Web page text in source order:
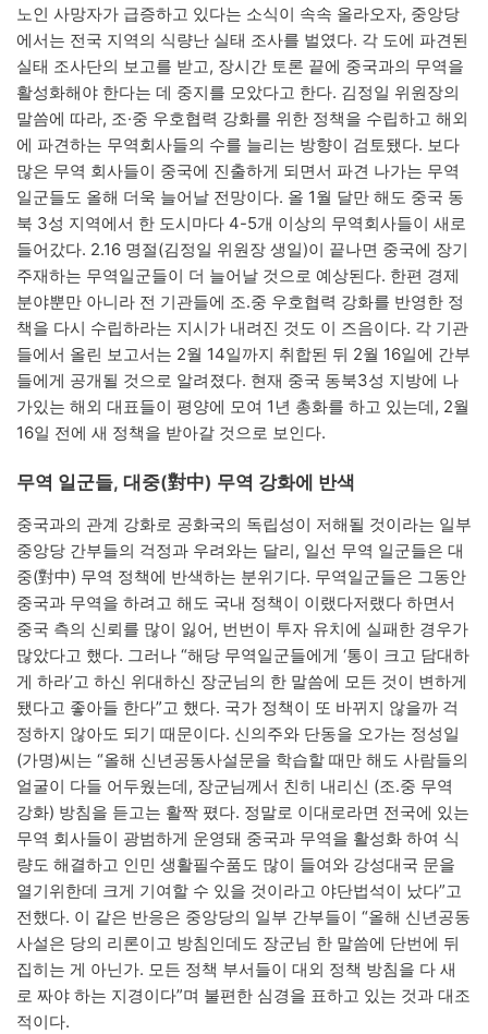
노인 사망자가 급증하고 있다는 소식이 속속 올라오자, 중앙당
에서는 전국 지역의 식량난 실태 조사를 벌였다. 각 도에 파견된
실태 조사단의 보고를 받고, 장시간 토론 끝에 중국과의 무역을
활성화해야 한다는 데 중지를 모았다고 한다. 김정일 위원장의
말씀에 따라, 조·중 우호협력 강화를 위한 정책을 수립하고 해외
에 파견하는 무역회사들의 수를 늘리는 방향이 검토됐다. 보다
많은 무역 회사들이 중국에 진출하게 되면서 파견 나가는 무역
일군들도 올해 더욱 늘어날 전망이다. 올 1월 달만 해도 중국 동
북 3성 지역에서 한 도시마다 4-5개 이상의 무역회사들이 새로
들어갔다. 2.16 명절(김정일 위원장 생일)이 끝나면 중국에 장기
주재하는 무역일군들이 더 늘어날 것으로 예상된다. 한편 경제
분야뿐만 아니라 전 기관들에 조․중 우호협력 강화를 반영한 정
책을 다시 수립하라는 지시가 내려진 것도 이 즈음이다. 각 기관
들에서 올린 보고서는 2월 14일까지 취합된 뒤 2월 16일에 간부
들에게 공개될 것으로 알려졌다. 현재 중국 동북3성 지방에 나
가있는 해외 대표들이 평양에 모여 1년 총화를 하고 있는데, 2월
16일 전에 새 정책을 받아갈 것으로 보인다.
무역 일군들, 대중(對中) 무역 강화에 반색
중국과의 관계 강화로 공화국의 독립성이 저해될 것이라는 일부
중앙당 간부들의 걱정과 우려와는 달리, 일선 무역 일군들은 대
중(對中) 무역 정책에 반색하는 분위기다. 무역일군들은 그동안
중국과 무역을 하려고 해도 국내 정책이 이랬다저랬다 하면서
중국 측의 신뢰를 많이 잃어, 번번이 투자 유치에 실패한 경우가
많았다고 했다. 그러나 “해당 무역일군들에게 ‘통이 크고 담대하
게 하라’고 하신 위대하신 장군님의 한 말씀에 모든 것이 변하게
됐다고 좋아들 한다”고 했다. 국가 정책이 또 바뀌지 않을까 걱
정하지 않아도 되기 때문이다. 신의주와 단동을 오가는 정성일
(가명)씨는 “올해 신년공동사설문을 학습할 때만 해도 사람들의
얼굴이 다들 어두웠는데, 장군님께서 친히 내리신 (조․중 무역
강화) 방침을 듣고는 활짝 폈다. 정말로 이대로라면 전국에 있는
무역 회사들이 광범하게 운영돼 중국과 무역을 활성화 하여 식
량도 해결하고 인민 생활필수품도 많이 들여와 강성대국 문을
열기위한데 크게 기여할 수 있을 것이라고 야단법석이 났다”고
전했다. 이 같은 반응은 중앙당의 일부 간부들이 “올해 신년공동
사설은 당의 리론이고 방침인데도 장군님 한 말씀에 단번에 뒤
집히는 게 아닌가. 모든 정책 부서들이 대외 정책 방침을 다 새
로 짜야 하는 지경이다”며 불편한 심경을 표하고 있는 것과 대조
적이다.